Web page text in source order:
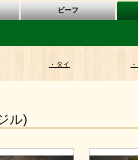
ビーフ
・タイ
ル)